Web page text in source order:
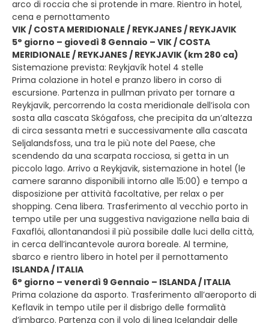
arco di roccia che si protende in mare. Rientro in hotel,
cena e pernottamento
VIK / COSTA MERIDIONALE / REYKJANES / REYKJAVIK
5° giorno – giovedì 8 Gennaio – VIK / COSTA
MERIDIONALE / REYKJANES / REYKJAVIK (km 280 ca)
Sistemazione prevista: Reykjavík hotel 4 stelle
Prima colazione in hotel e pranzo libero in corso di
escursione. Partenza in pullman privato per tornare a
Reykjavik, percorrendo la costa meridionale dell’isola con
sosta alla cascata Skógafoss, che precipita da un’altezza
di circa sessanta metri e successivamente alla cascata
Seljalandsfoss, una tra le più note del Paese, che
scendendo da una scarpata rocciosa, si getta in un
piccolo lago. Arrivo a Reykjavik, sistemazione in hotel (le
camere saranno disponibili intorno alle 15:00) e tempo a
disposizione per attività facoltative, per relax o per
shopping. Cena libera. Trasferimento al vecchio porto in
tempo utile per una suggestiva navigazione nella baia di
Faxaflói, allontanandosi il più possibile dalle luci della città,
in cerca dell’incantevole aurora boreale. Al termine,
sbarco e rientro libero in hotel per il pernottamento
ISLANDA / ITALIA
6° giorno – venerdì 9 Gennaio – ISLANDA / ITALIA
Prima colazione da asporto. Trasferimento all’aeroporto di
Keflavik in tempo utile per il disbrigo delle formalità
d’imbarco. Partenza con il volo di linea Icelandair delle